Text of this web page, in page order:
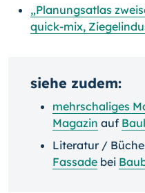
„Planungsatlas
quick-mix,
siehe zudem:
mehrschaliges
Magazin auf
Literatur /
Fassade bei